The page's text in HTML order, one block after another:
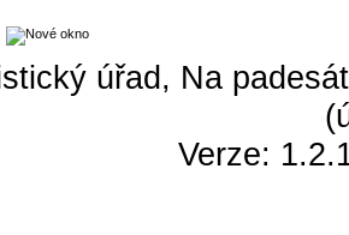
úřad, Na
Verze: